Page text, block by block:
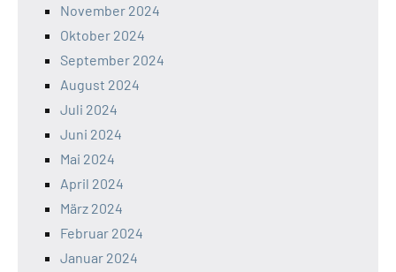
November 2024
Oktober 2024
September 2024
August 2024
Juli 2024
Juni 2024
Mai 2024
April 2024
März 2024
Februar 2024
Januar 2024